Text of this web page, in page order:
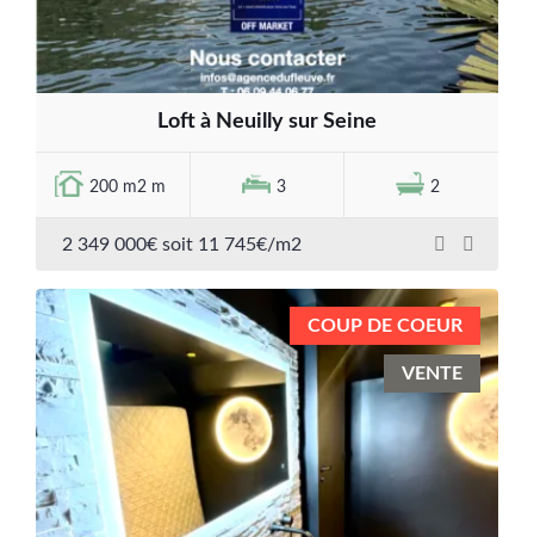
Loft à Neuilly sur Seine
200 m2 m 3 2
2 349 000€ soit 11 745€/m2
COUP DE COEUR
VENTE